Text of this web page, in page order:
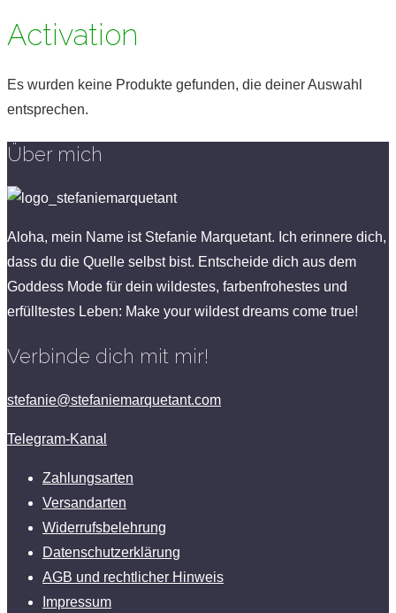
Activation
Es wurden keine Produkte gefunden, die deiner Auswahl
entsprechen.
Über mich
Aloha, mein Name ist Stefanie Marquetant. Ich erinnere dich,
dass du die Quelle selbst bist. Entscheide dich aus dem
Goddess Mode für dein wildestes, farbenfrohestes und
erfülltestes Leben: Make your wildest dreams come true!
Verbinde dich mit mir!
stefanie@stefaniemarquetant.com
Telegram-Kanal
Zahlungsarten
Versandarten
Widerrufsbelehrung
Datenschutzerklärung
AGB und rechtlicher Hinweis
Impressum